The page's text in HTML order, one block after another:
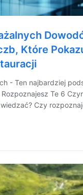
Które
- Ten najbardziej
Te 6
Czy